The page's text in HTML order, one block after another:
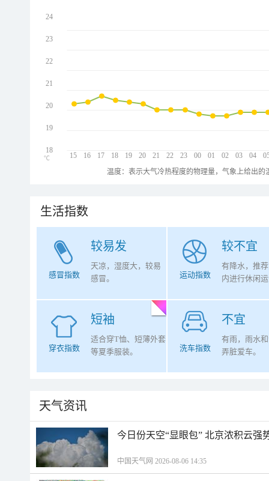
15 16 17 18 19 20 21 22 23 00 01 02 03 04
24
23
22
21
20
19
18
℃
温度：表示大气冷热程度的物理量，气象上给出
生活指数
较易发
感冒指数
天凉，湿度大，较易
感冒。
较不宜
运动指数
有降水，推
内进行休闲
短袖
穿衣指数
适合穿T恤、短薄外套
等夏季服装。
不宜
洗车指数
有雨，雨水
弄脏爱车。
天气资讯
今日份天空“显眼包” 北京浓积云强
中国天气网 2026-08-06 14:35